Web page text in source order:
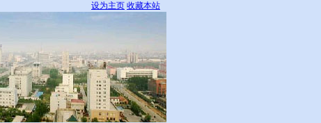
设为主页 收藏本站